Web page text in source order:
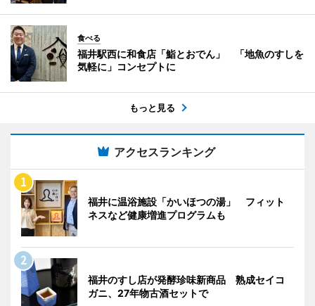
食べる
福井駅西に和食店「鮨とおでん」 「地魚のすしを
気軽に」コンセプトに
もっと見る
アクセスランキング
福井に温浴施設「かいほつの湯」 フィット
ネスなど健康増進プログラムも
福井のすし店が発酵珍味新商品 熟成セイコ
ガニ、27年物古酒セットで